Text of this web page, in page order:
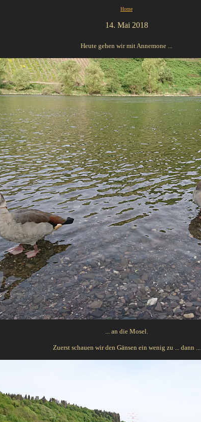
Home
14. Mai 2018
Heute gehen wir mit Annemone ...
... an die Mosel.
Zuerst schauen wir den Gänsen ein wenig zu ... dann ...